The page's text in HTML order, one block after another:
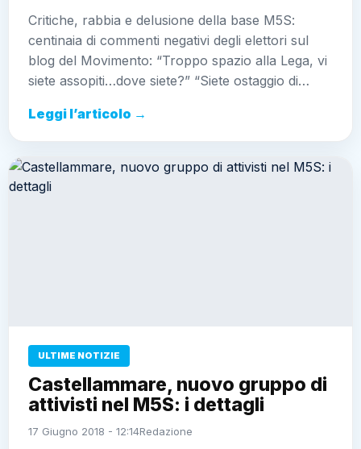
Critiche, rabbia e delusione della base M5S:
centinaia di commenti negativi degli elettori sul
blog del Movimento: “Troppo spazio alla Lega, vi
siete assopiti…dove siete?” “Siete ostaggio di…
Leggi l’articolo →
ULTIME NOTIZIE
Castellammare, nuovo gruppo di
attivisti nel M5S: i dettagli
17 Giugno 2018 - 12:14Redazione